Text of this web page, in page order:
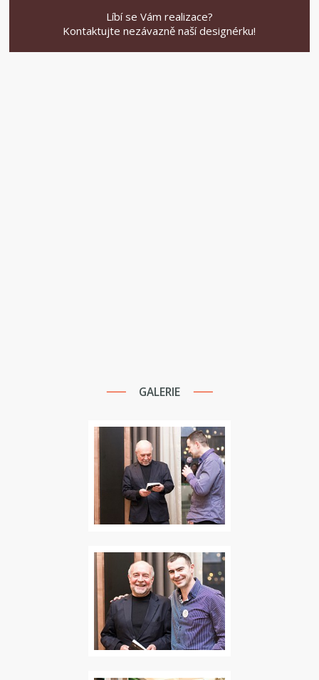
Líbí se Vám realizace?
Kontaktujte nezávazně naší designérku!
GALERIE